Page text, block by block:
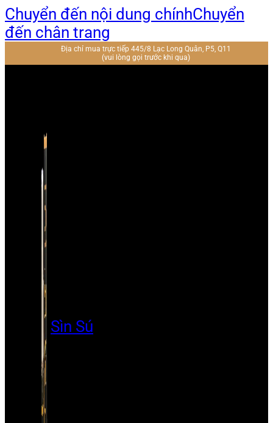
Chuyển đến nội dung chínhChuyển
đến chân trang
Địa chỉ mua trực tiếp 445/8 Lạc Long Quân, P5, Q11
(vui lòng gọi trước khi qua)
Sìn Sú